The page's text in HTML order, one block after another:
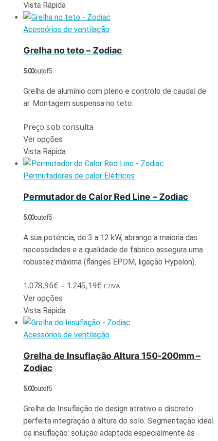
Vista Rápida
Acessórios de ventilação
Grelha no teto – Zodiac
5.00out of 5
Grelha de alumínio com pleno e controlo de caudal de
ar. Montagem suspensa no teto.
Preço sob consulta
Ver opções
Vista Rápida
Permutadores de calor Elétricos
Permutador de Calor Red Line – Zodiac
5.00out of 5
A sua potência, de 3 a 12 kW, abrange a maioria das
necessidades e a qualidade de fabrico assegura uma
robustez máxima (flanges EPDM, ligação Hypalon).
1.078,96€ – 1.245,19€ C/IVA
Ver opções
Vista Rápida
Acessórios de ventilação
Grelha de Insuflação Altura 150-200mm –
Zodiac
5.00out of 5
Grelha de Insuflação de design atrativo e discreto:
perfeita integração à altura do solo. Segmentação ideal
da insuflação: solução adaptada especialmente às